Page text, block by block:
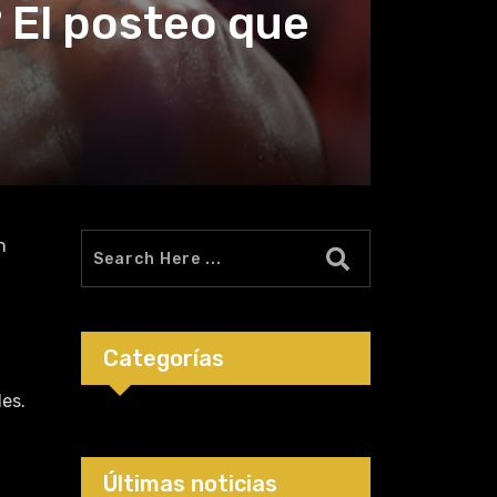
El posteo que
Categorías
Últimas noticias